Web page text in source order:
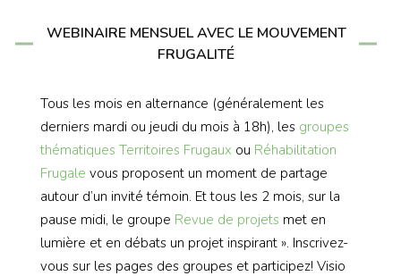
WEBINAIRE MENSUEL AVEC LE MOUVEMENT
FRUGALITÉ
Tous les mois en alternance (généralement les
derniers mardi ou jeudi du mois à 18h), les groupes
thématiques Territoires Frugaux ou Réhabilitation
Frugale vous proposent un moment de partage
autour d’un invité témoin. Et tous les 2 mois, sur la
pause midi, le groupe Revue de projets met en
lumière et en débats un projet inspirant ». Inscrivez-
vous sur les pages des groupes et participez! Visio